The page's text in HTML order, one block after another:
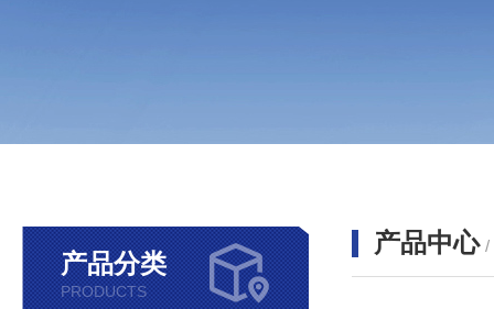
产品分类
PRODUCTS
产品中心 /